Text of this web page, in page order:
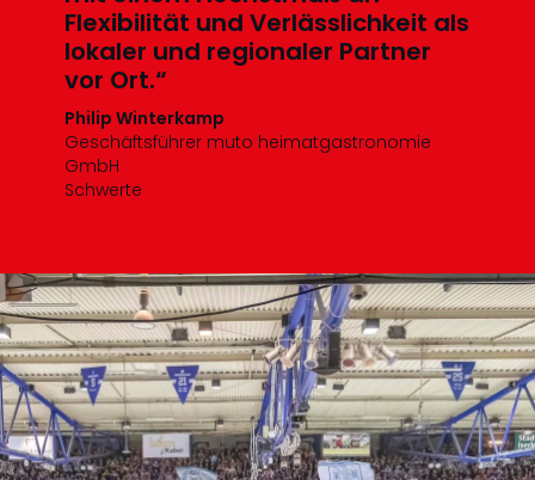
Flexibilität und Verlässlichkeit als
lokaler und regionaler Partner
vor Ort.“
Philip Winterkamp
Geschäftsführer muto heimatgastronomie
GmbH
Schwerte